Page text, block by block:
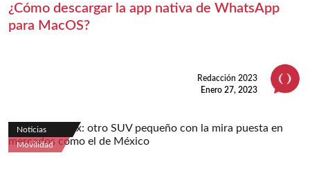
¿Cómo descargar la app nativa de WhatsApp
para MacOS?
Redacción 2023
Enero 27, 2023
Noticias
Movilidad